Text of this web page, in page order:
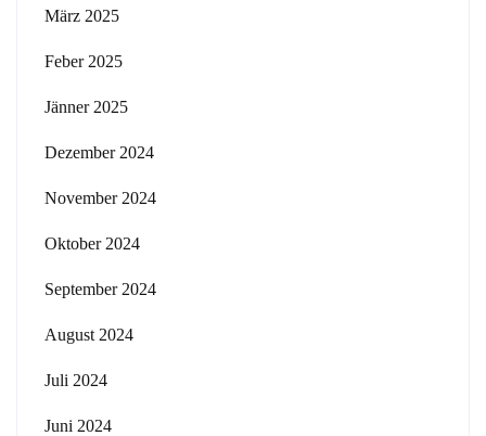
März 2025
Feber 2025
Jänner 2025
Dezember 2024
November 2024
Oktober 2024
September 2024
August 2024
Juli 2024
Juni 2024